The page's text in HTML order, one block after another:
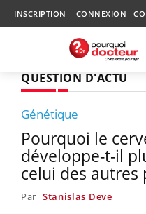
INSCRIPTION CONNEXION
QUESTION D'ACTU
Génétique
Pourquoi le
développe-t-il
celui des autres
Par Stanislas Deve